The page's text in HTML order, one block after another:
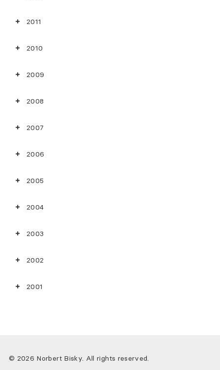
2011
2010
2009
2008
2007
2006
2005
2004
2003
2002
2001
© 2026 Norbert Bisky. All rights reserved.